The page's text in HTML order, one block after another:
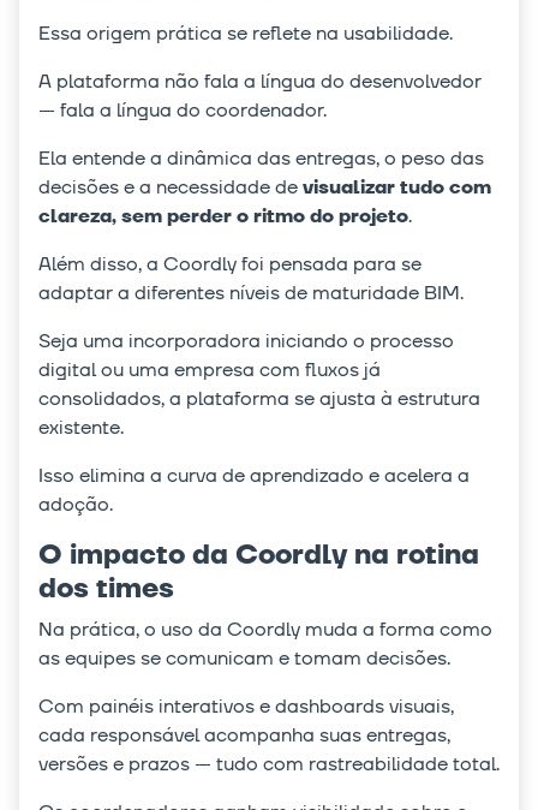
Essa origem prática se reflete na usabilidade.
A plataforma não fala a língua do desenvolvedor
— fala a língua do coordenador.
Ela entende a dinâmica das entregas, o peso das
decisões e a necessidade devisualizar tudo com
clareza, sem perder o ritmo do projeto.
Além disso, a Coordly foi pensada para se
adaptar a diferentes níveis de maturidade BIM.
Seja uma incorporadora iniciando o processo
digital ou uma empresa com fluxos já
consolidados, a plataforma se ajusta à estrutura
existente.
Isso elimina a curva de aprendizado e acelera a
adoção.
O impacto da Coordly na rotina
dos times
Na prática, o uso da Coordly muda a forma como
as equipes se comunicam e tomam decisões.
Com painéis interativos e dashboards visuais,
cada responsável acompanha suas entregas,
versões e prazos — tudo com rastreabilidade total.